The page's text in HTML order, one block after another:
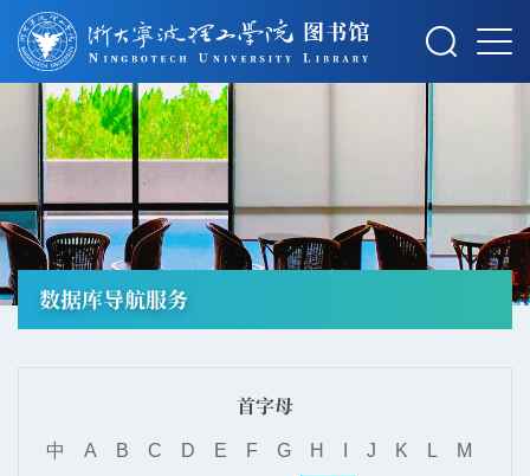
摄影：秋草
数据库导航服务
首字母
中 A B C D E F G H J K L
M